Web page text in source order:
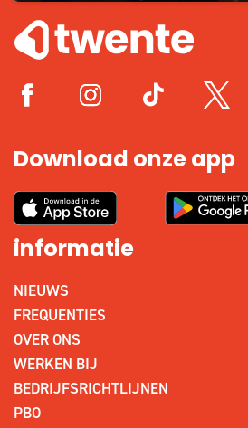
Download onze app
informatie
NIEUWS
FREQUENTIES
OVER ONS
WERKEN BIJ
BEDRIJFSRICHTLIJNEN
PBO